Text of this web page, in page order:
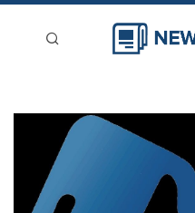
新聞稿分類
刊登